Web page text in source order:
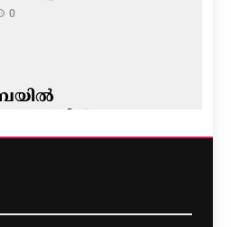
0
ഫോഴ്‌സ് രൂപീകരിച്ച്
0